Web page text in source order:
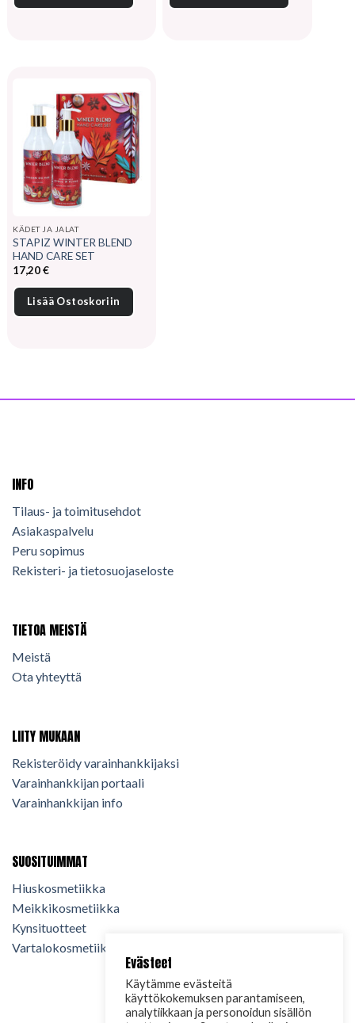
KÄDET JA JALAT
STAPIZ WINTER BLEND
HAND CARE SET
17,20€
Lisää Ostoskoriin
INFO
Tilaus- ja toimitusehdot
Asiakaspalvelu
Peru sopimus
Rekisteri- ja tietosuojaseloste
TIETOA MEISTÄ
Meistä
Ota yhteyttä
LIITY MUKAAN
Rekisteröidy varainhankkijaksi
Varainhankkijan portaali
Varainhankkijan info
SUOSITUIMMAT
Hiuskosmetiikka
Meikkikosmetiikka
Kynsituotteet
Vartalokosmetiikka
Evästeet
Käytämme evästeitä
käyttökokemuksen parantamiseen,
analytiikkaan ja personoidun sisällön